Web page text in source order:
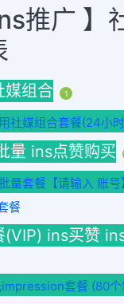
推广 】
媒组合 1
社媒组合套餐(24小
量 ins点赞购买
量套餐【请输入 账号
餐
(VIP) ins买赞
套餐 (80个